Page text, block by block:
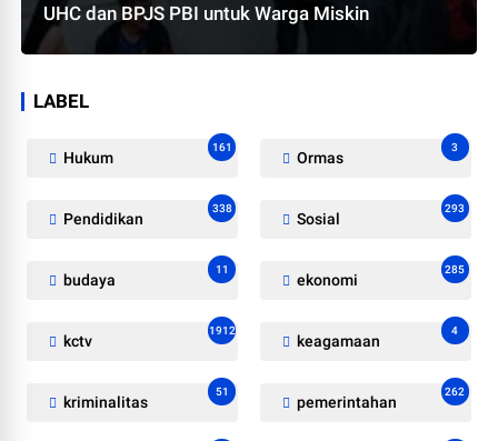
UHC dan BPJS PBI untuk Warga Miskin
LABEL
Hukum
161
Ormas
3
Pendidikan
338
Sosial
293
budaya
11
ekonomi
285
kctv
1912
keagamaan
4
kriminalitas
51
pemerintahan
262